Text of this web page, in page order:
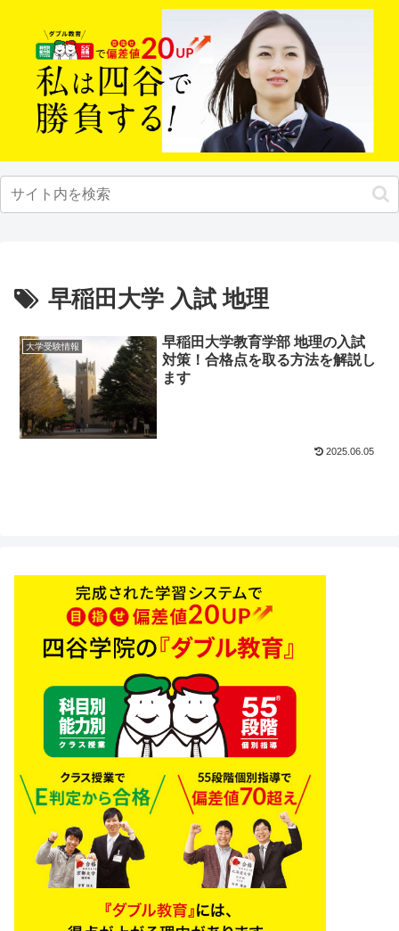
早稲田大学 入試 地理
大学受験情報
早稲田大学教育学部 地理の入試
対策！合格点を取る方法を解説し
ます
2025.06.05